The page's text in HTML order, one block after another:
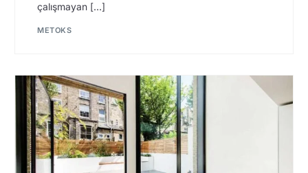
çalışmayan […]
METOKS